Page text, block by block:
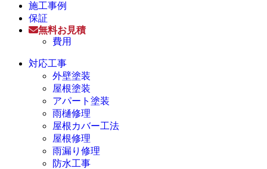
施工事例
保証
無料お見積
費用
対応工事
外壁塗装
屋根塗装
アパート塗装
雨樋修理
屋根カバー工法
屋根修理
雨漏り修理
防水工事